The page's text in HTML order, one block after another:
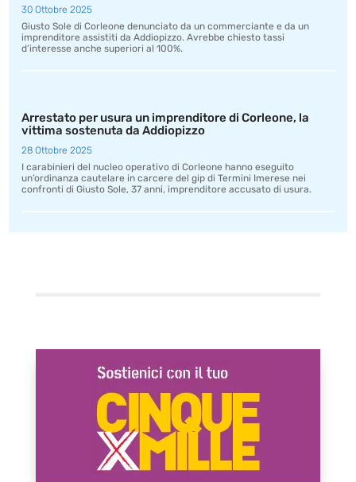
30 Ottobre 2025
Giusto Sole di Corleone denunciato da un commerciante e da un
imprenditore assistiti da Addiopizzo. Avrebbe chiesto tassi
d’interesse anche superiori al 100%.
Arrestato per usura un imprenditore di Corleone, la
vittima sostenuta da Addiopizzo
28 Ottobre 2025
I carabinieri del nucleo operativo di Corleone hanno eseguito
un’ordinanza cautelare in carcere del gip di Termini Imerese nei
confronti di Giusto Sole, 37 anni, imprenditore accusato di usura.